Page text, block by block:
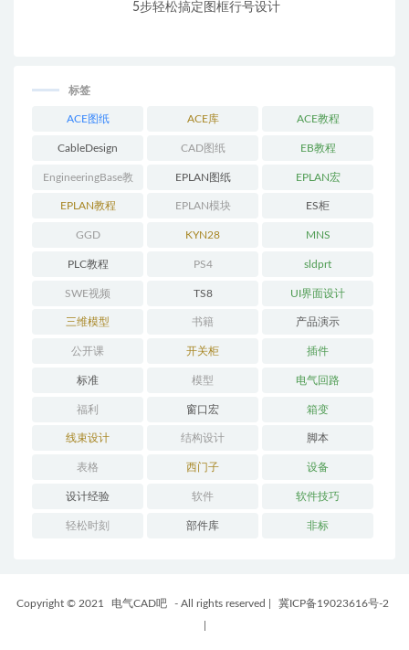
5步轻松搞定图框行号设计
标签
ACE图纸 ACE库 ACE教程
CableDesign CAD图纸 EB教程
EngineeringBase教
程
EPLAN图纸 EPLAN宏
EPLAN教程 EPLAN模块 ES柜
GGD KYN28 MNS
PLC教程 PS4 sldprt
SWE视频 TS8 UI界面设计
三维模型 书籍 产品演示
公开课 开关柜 插件
标准 模型 电气回路
福利 窗口宏 箱变
线束设计 结构设计 脚本
表格 西门子 设备
设计经验 软件 软件技巧
轻松时刻 部件库 非标
Copyright © 2021 电气CAD吧 - All rights reserved
冀ICP备19023616号-2